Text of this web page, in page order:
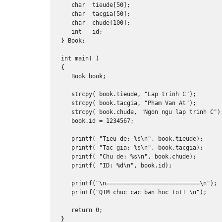
char
  tieude
[50];
char
  tacgia
[50];
char
  chude
[100];
int
   id
;
}
Book;
int main(
)
{
Book book;
   strcpy
( book.tieude , "Lap trinh C" );
   strcpy
( book.tacgia , "Pham Van At" );
   strcpy
( book. chude , "Ngon ngu lap trinh C"
   book
. id = 1234567;
   printf
( "Tieu de: %s\n" , book.tieude);
   printf
( "Tac gia: %s\n" , book.tacgia);
   printf
( "Chu de: %s\n" , book. chude);
   printf
( "ID: %d\n" , book. id );
   printf
( "\n===========================\n" );
   printf
( "QTM chuc cac ban hoc tot! \n" );
return 0;
}